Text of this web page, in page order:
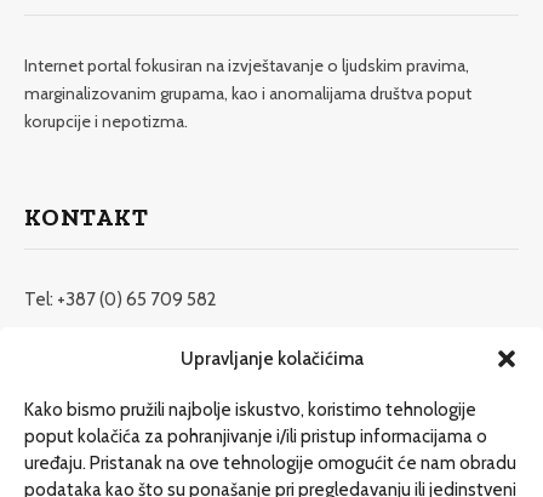
Upravljanje kolačićima
Kako bismo pružili najbolje iskustvo, koristimo tehnologije
poput kolačića za pohranjivanje i/ili pristup informacijama o
uređaju. Pristanak na ove tehnologije omogućit će nam obradu
podataka kao što su ponašanje pri pregledavanju ili jedinstveni
Internet portal fokusiran na izvještavanje o ljudskim pravima,
marginalizovanim grupama, kao i anomalijama društva poput
korupcije i nepotizma.
KONTAKT
Tel: +387 (0) 65 709 582
redakcija@etrafika.net
Dosije